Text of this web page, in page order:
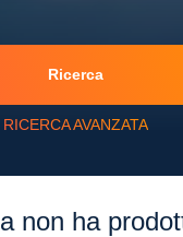
Ricerca
RICERCA AVANZATA
non ha